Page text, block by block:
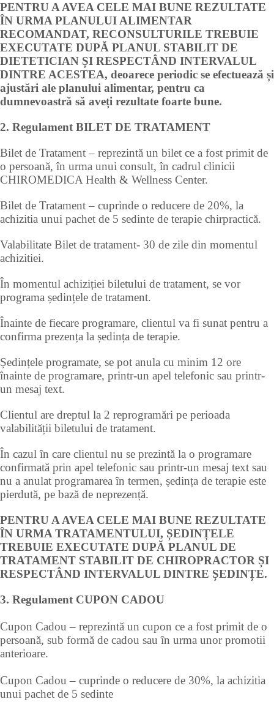
PENTRU A AVEA CELE MAI BUNE REZULTATE
ÎN URMA PLANULUI ALIMENTAR
RECOMANDAT, RECONSULTURILE TREBUIE
EXECUTATE DUPĂ PLANUL STABILIT DE
DIETETICIAN ȘI RESPECTÂND INTERVALUL
DINTRE ACESTEA, deoarece periodic se efectuează și
ajustări ale planului alimentar, pentru ca
dumnevoastră să aveți rezultate foarte bune.
2. Regulament BILET DE TRATAMENT
Bilet de Tratament – reprezintă un bilet ce a fost primit de
o persoană, în urma unui consult, în cadrul clinicii
CHIROMEDICA Health & Wellness Center.
Bilet de Tratament – cuprinde o reducere de 20%, la
achizitia unui pachet de 5 sedinte de terapie chirpractică.
Valabilitate Bilet de tratament- 30 de zile din momentul
achizitiei.
În momentul achiziției biletului de tratament, se vor
programa ședințele de tratament.
Înainte de fiecare programare, clientul va fi sunat pentru a
confirma prezența la ședința de terapie.
Ședințele programate, se pot anula cu minim 12 ore
înainte de programare, printr-un apel telefonic sau printr-
un mesaj text.
Clientul are dreptul la 2 reprogramări pe perioada
valabilității biletului de tratament.
În cazul în care clientul nu se prezintă la o programare
confirmată prin apel telefonic sau printr-un mesaj text sau
nu a anulat programarea în termen, ședința de terapie este
pierdută, pe bază de neprezență.
PENTRU A AVEA CELE MAI BUNE REZULTATE
ÎN URMA TRATAMENTULUI, ȘEDINȚELE
TREBUIE EXECUTATE DUPĂ PLANUL DE
TRATAMENT STABILIT DE CHIROPRACTOR ȘI
RESPECTÂND INTERVALUL DINTRE ȘEDINȚE.
3. Regulament CUPON CADOU
Cupon Cadou – reprezintă un cupon ce a fost primit de o
persoană, sub formă de cadou sau în urma unor promotii
anterioare.
Cupon Cadou – cuprinde o reducere de 30%, la achizitia
unui pachet de 5 sedinte